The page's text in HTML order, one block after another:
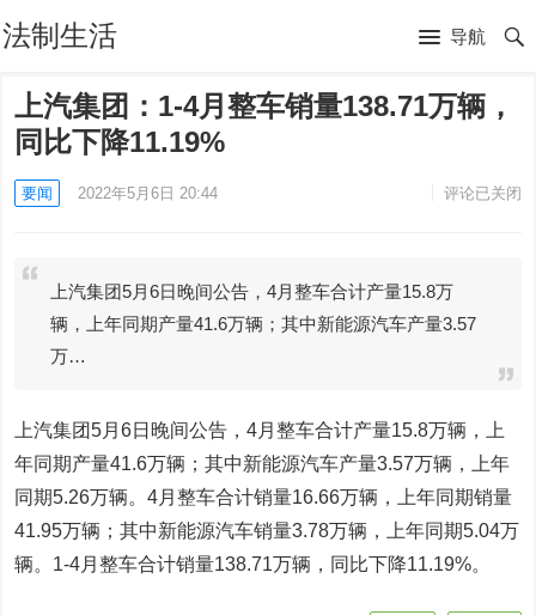
法制生活 导航
上汽集团：1-4月整车销量138.71万辆，
同比下降11.19%
要闻 2022年5月6日 20:44 评论已关闭
上汽集团5月6日晚间公告，4月整车合计产量15.8万
辆，上年同期产量41.6万辆；其中新能源汽车产量3.57
万…
上汽集团5月6日晚间公告，4月整车合计产量15.8万辆，上
年同期产量41.6万辆；其中新能源汽车产量3.57万辆，上年
同期5.26万辆。4月整车合计销量16.66万辆，上年同期销量
41.95万辆；其中新能源汽车销量3.78万辆，上年同期5.04万
辆。1-4月整车合计销量138.71万辆，同比下降11.19%。